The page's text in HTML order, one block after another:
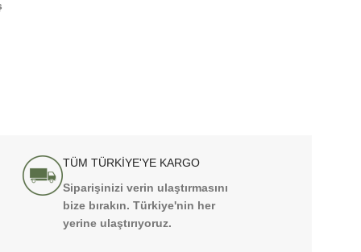
TÜM TÜRKİYE'YE KARGO
Siparişinizi verin ulaştırmasını
bize bırakın. Türkiye'nin her
yerine ulaştırıyoruz.